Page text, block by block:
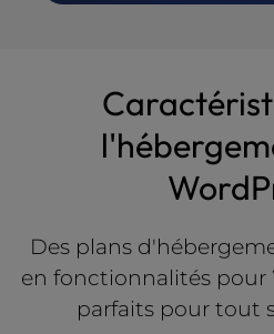
Des plans
en fonctionnalités pour
parfaits pour tout